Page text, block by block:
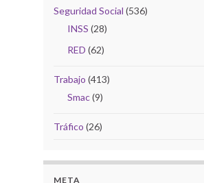
Seguridad Social (536)
INSS (28)
RED (62)
Trabajo (413)
Smac(9)
Tráfico (26)
META